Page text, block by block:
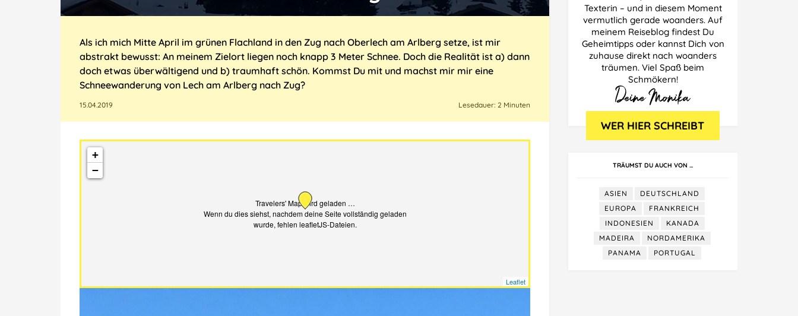
Als ich mich Mitte April im grünen Flachland in den Zug nach Oberlech am Arlberg setze, ist mir
abstrakt bewusst: An meinem Zielort liegen noch knapp 3 Meter Schnee. Doch die Realität ist a) dann
doch etwas überwältigend und b) traumhaft schön. Kommst Du mit und machst mir mir eine
Schneewanderung von Lech am Arlberg nach Zug?
15.04.2019 Lesedauer: 2 Minuten
Travelers' Map wird geladen …
Wenn du dies siehst, nachdem deine Seite vollständig geladen
wurde, fehlen leafletJS-Dateien.
+
−
Leaflet
Texterin – und in diesem Moment
vermutlich gerade woanders. Auf
meinem Reiseblog findest Du
Geheimtipps oder kannst Dich von
zuhause direkt nach woanders
träumen. Viel Spaß beim
Schmökern!
TRÄUMST DU AUCH VON …
ASIEN
DEUTSCHLAND
EUROPA
FRANKREICH
INDONESIEN
KANADA
MADEIRA
NORDAMERIKA
PANAMA
PORTUGAL